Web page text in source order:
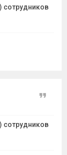
сотрудников
сотрудников
Цитата